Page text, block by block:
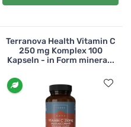
Terranova Health Vitamin C
250 mg Komplex 100
Kapseln - in Form minera...